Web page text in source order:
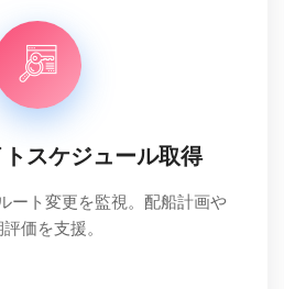
スケジュール取得
ート変更を監視。配船計画や
価を支援。